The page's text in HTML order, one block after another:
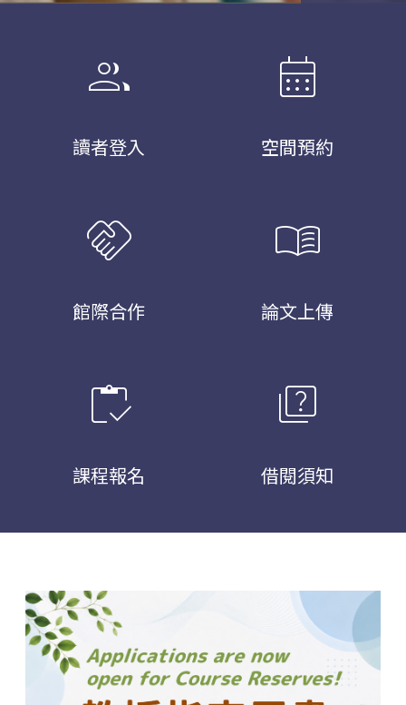
group
讀者登入
calendar_month
空間預約
handshake
館際合作
menu_book
論文上傳
inventory
課程報名
quiz
借閱須知